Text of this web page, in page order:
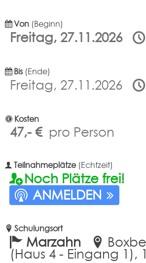
Von (Beginn)
Freitag, 27.11.2026
Bis (Ende)
Freitag, 27.11.2026
Kosten
47,- €pro Person
Teilnahmeplätze(Echtzeit)
Noch Plätze frei!
ANMELDEN
Schulungsort
Marzahn
(Haus 4 - Eingang 1),